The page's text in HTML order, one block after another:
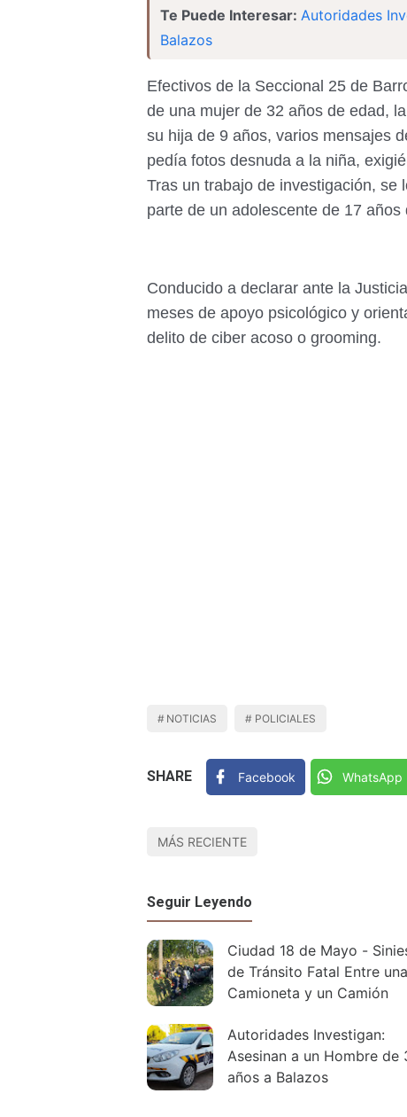
Te Puede Interesar: Autoridades
Balazos
Efectivos de la Seccional 25 de
de una mujer de 32 años de edad,
su hija de 9 años, varios mensajes
pedía fotos desnuda a la niña,
Tras un trabajo de investigación,
parte de un adolescente de 17
Conducido a declarar ante la
meses de apoyo psicológico y
delito de ciber acoso o grooming.
NOTICIAS POLICIALES
SHARE Facebook WhatsApp
MÁS RECIENTE
Seguir Leyendo
Ciudad 18 de Mayo -
de Tránsito Fatal Entre una
Camioneta y un Camión
Autoridades Investigan:
Asesinan a un Hombre de
años a Balazos